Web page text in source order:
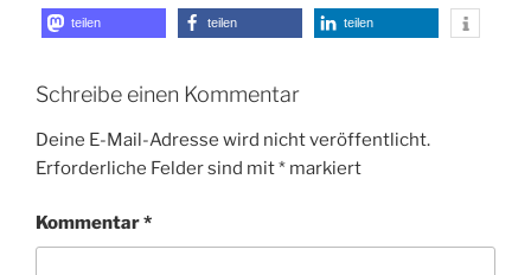
teilen teilen teilen
Schreibe einen Kommentar
Deine E-Mail-Adresse wird nicht veröffentlicht.
Erforderliche Felder sind mit* markiert
Kommentar*